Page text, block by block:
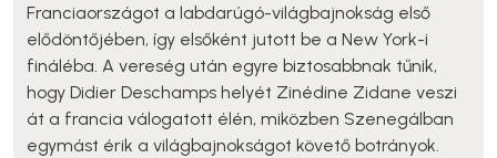
Franciaországot a labdarúgó-világbajnokság első
elődöntőjében, így elsőként jutott be a New York-i
fináléba. A vereség után egyre biztosabbnak tűnik,
hogy Didier Deschamps helyét Zinédine Zidane veszi
át a francia válogatott élén, miközben Szenegálban
egymást érik a világbajnokságot követő botrányok.